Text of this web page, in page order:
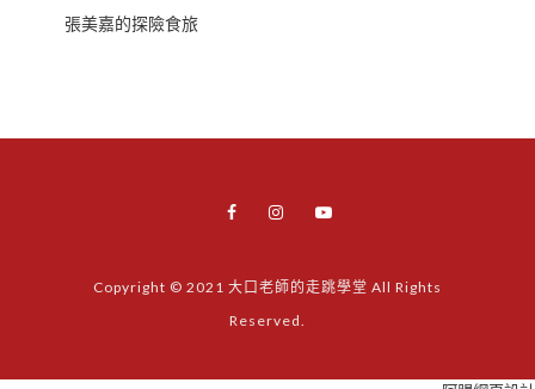
張美嘉的探險食旅
Copyright © 2021 大口老師的走跳學堂 All Rights
Reserved.